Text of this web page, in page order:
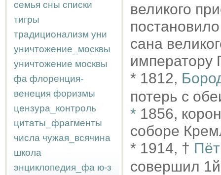
семья сны списки
тигры
традиционализм уни
уничтожение_москвы
уничтожение москвы
фа флоренция-
венеция форизмы
цензура_контроль
цитаты_фрагменты
числа чужая_всячина
школа
энциклопедия_фа ю-з
великого
сана
императору
* 1812,
потерь с
* 1856,
соборе
* 1914, †
совершил